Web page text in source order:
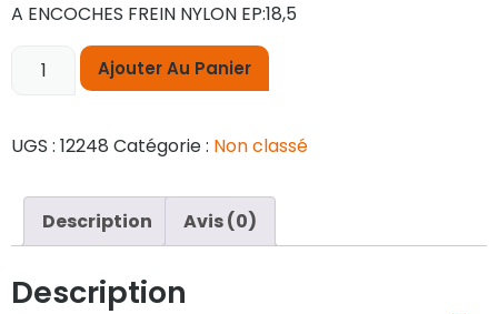
A ENCOCHES FREIN NYLON EP:18,5
Ajouter Au Panier
UGS : 12248 Catégorie : Non classé
Description Avis (0)
Description